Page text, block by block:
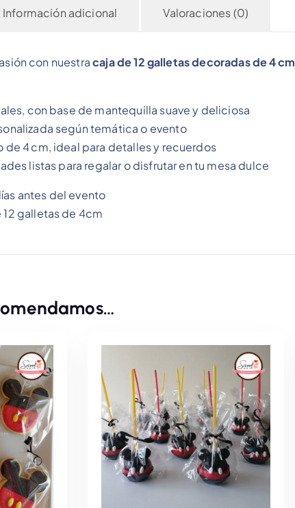
Información adicional Valoraciones (0)
con nuestracaja de 12 galletas decoradas de 4 cm
con base de mantequilla suave y deliciosa
según temática o evento
de 4 cm, ideal para detalles y recuerdos
listas para regalar o disfrutar en tu mesa dulce
antes del evento
galletas de 4cm